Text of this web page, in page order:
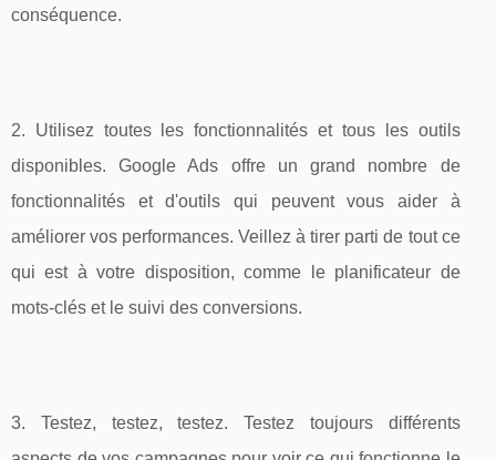
conséquence.
2. Utilisez toutes les fonctionnalités et tous les outils
disponibles. Google Ads offre un grand nombre de
fonctionnalités et d'outils qui peuvent vous aider à
améliorer vos performances. Veillez à tirer parti de tout ce
qui est à votre disposition, comme le planificateur de
mots-clés et le suivi des conversions.
3. Testez, testez, testez. Testez toujours différents